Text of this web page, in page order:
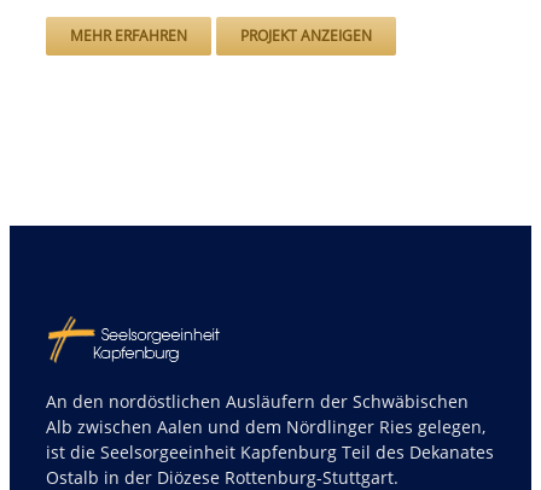
MEHR ERFAHREN PROJEKT ANZEIGEN
An den nordöstlichen Ausläufern der Schwäbischen
Alb zwischen Aalen und dem Nördlinger Ries gelegen,
ist die Seelsorgeeinheit Kapfenburg Teil des Dekanates
Ostalb in der Diözese Rottenburg-Stuttgart.